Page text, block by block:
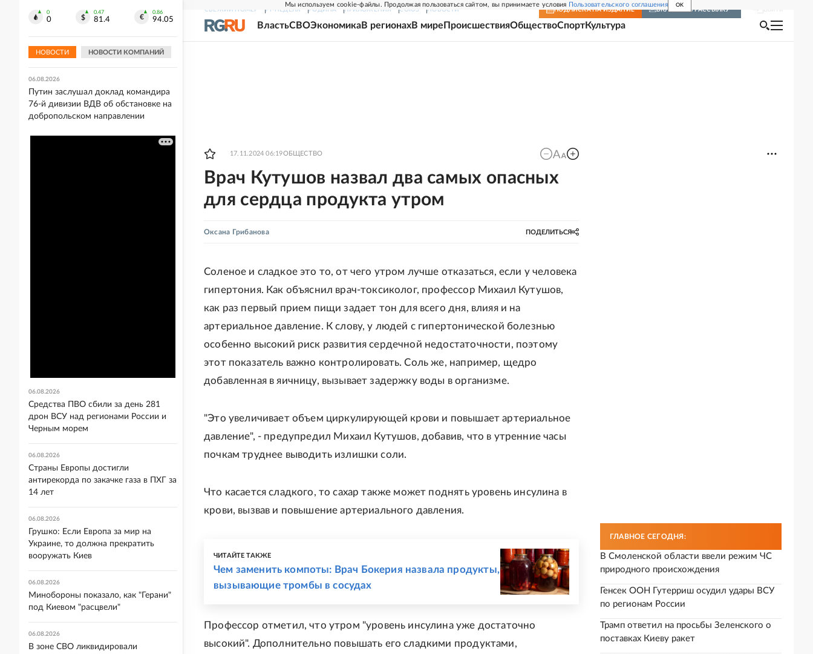
Мы используем cookie-файлы. Продолжая пользоваться сайтом, вы принимаете условия Пользовательского соглашения OK
СВЕЖИЙ НОМЕР РГ-НЕДЕЛЯ РОДИНА ПРИЛОЖЕНИЯ СОЮЗ НОВОСТИ ПОДПИСКА НА ИЗДАНИЕ ВКЛЮЧИТЬ РАССЫЛКУ
ВластьСВОЭкономикаВ регионахВ мире ПроисшествияОбществоСпортКультура
17.11.2024 06:19ОБЩЕСТВО
Врач Кутушов назвал два самых опасных
для сердца продукта утром
Оксана Грибанова ПОДЕЛИТЬСЯ
Соленое и сладкое это то, от чего утром лучше отказаться, если у человека
гипертония. Как объяснил врач-токсиколог, профессор Михаил Кутушов,
как раз первый прием пищи задает тон для всего дня, влияя и на
артериальное давление. К слову, у людей с гипертонической болезнью
особенно высокий риск развития сердечной недостаточности, поэтому
этот показатель важно контролировать. Соль же, например, щедро
добавленная в яичницу, вызывает задержку воды в организме.
"Это увеличивает объем циркулирующей крови и повышает артериальное
давление", - предупредил Михаил Кутушов, добавив, что в утренние часы
почкам труднее выводить излишки соли.
Что касается сладкого, то сахар также может поднять уровень инсулина в
крови, вызвав и повышение артериального давления.
ЧИТАЙТЕ ТАКЖЕ
Чем заменить компоты: Врач Бокерия назвала продукты,
вызывающие тромбы в сосудах
Профессор отметил, что утром "уровень инсулина уже достаточно
высокий". Дополнительно повышать его сладкими продуктами,
ГЛАВНОЕ СЕГОДНЯ:
В Смоленской области ввели режим ЧС
природного происхождения
Генсек ООН Гутерриш осудил удары ВСУ
по регионам России
Трамп ответил на просьбы Зеленского о
поставках Киеву ракет
0
0
0.47
81.4
0.86
94.05
НОВОСТИ НОВОСТИ КОМПАНИЙ
Владивостока
06.08.2026
Путин заслушал доклад командира
76-й дивизии ВДВ об обстановке на
добропольском направлении
06.08.2026
Средства ПВО сбили за день 281
дрон ВСУ над регионами России и
Черным морем
06.08.2026
Страны Европы достигли
антирекорда по закачке газа в ПХГ за
14 лет
06.08.2026
Грушко: Если Европа за мир на
Украине, то должна прекратить
вооружать Киев
06.08.2026
Минобороны показало, как "Герани"
под Киевом "расцвели"
06.08.2026
В зоне СВО ликвидировали